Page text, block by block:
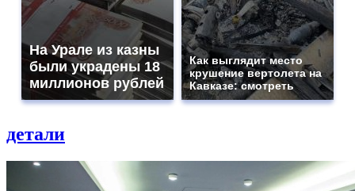
На Урале из казны
были украдены 18
миллионов рублей
Как выглядит место
крушение вертолета на
Кавказе: смотреть
детали